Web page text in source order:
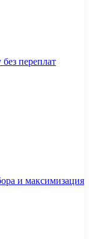
переплат
и максимизация